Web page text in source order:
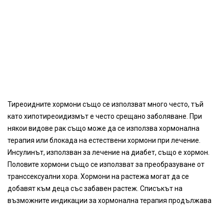
Тиреоидните хормони също се използват много често, тъй
като хипотиреоидизмът е често срещано заболяване. При
някои видове рак също може да се използва хормонална
терапия или блокада на естествени хормони при лечение.
Инсулинът, използван за лечение на диабет, също е хормон.
Половите хормони също се използват за преобразуване от
транссексуални хора. Хормони на растежа могат да се
добавят към деца със забавен растеж. Списъкът на
възможните индикации за хормонална терапия продължава